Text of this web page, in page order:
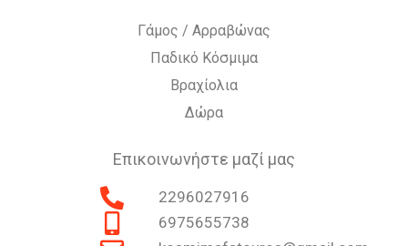
Γάμος / Αρραβώνας
Παδικό Κόσμιμα
Βραχίολια
Δώρα
Επικοινωνήστε μαζί μας
2296027916
6975655738